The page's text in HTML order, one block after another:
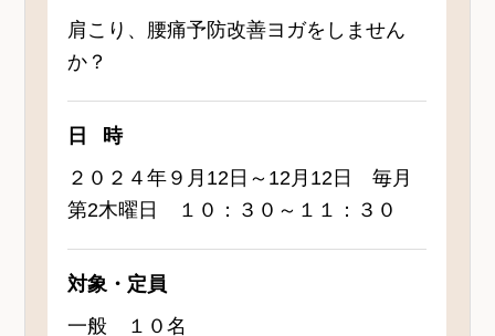
肩こり、腰痛予防改善ヨガをしません
か？
日時
２０２４年９月12日～12月12日 毎月
第2木曜日 １０：３０～１１：３０
対象・定員
一般 １０名